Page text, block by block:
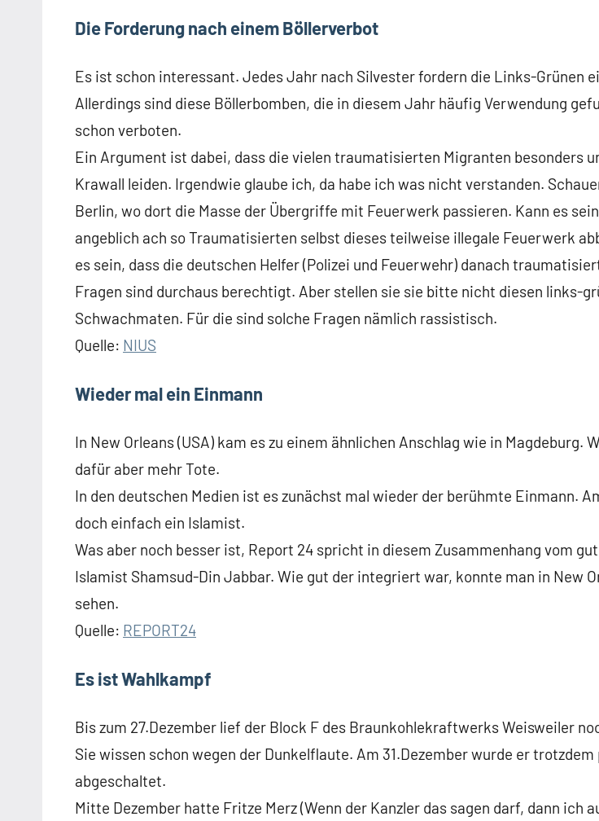
Die Forderung nach einem Böllerverbot
Es ist schon interessant. Jedes Jahr nach Silvester fordern die Links-Grünen
Allerdings sind diese Böllerbomben, die in diesem Jahr häufig Verwendung
schon verboten.
Ein Argument ist dabei, dass die vielen traumatisierten Migranten besonders
Krawall leiden. Irgendwie glaube ich, da habe ich was nicht verstanden.
Berlin, wo dort die Masse der Übergriffe mit Feuerwerk passieren. Kann es
angeblich ach so Traumatisierten selbst dieses teilweise illegale Feuerwerk
es sein, dass die deutschen Helfer (Polizei und Feuerwehr) danach
Fragen sind durchaus berechtigt. Aber stellen sie sie bitte nicht diesen links-
Schwachmaten. Für die sind solche Fragen nämlich rassistisch.
Quelle: NIUS
Wieder mal ein Einmann
In New Orleans (USA) kam es zu einem ähnlichen Anschlag wie in Magdeburg.
dafür aber mehr Tote.
In den deutschen Medien ist es zunächst mal wieder der berühmte Einmann.
doch einfach ein Islamist.
Was aber noch besser ist, Report 24 spricht in diesem Zusammenhang vom
Islamist Shamsud-Din Jabbar. Wie gut der integriert war, konnte man in New
sehen.
Quelle: REPORT24
Es ist Wahlkampf
Bis zum 27.Dezember lief der Block F des Braunkohlekraftwerks Weisweiler
Sie wissen schon wegen der Dunkelflaute. Am 31.Dezember wurde er
abgeschaltet.
Mitte Dezember hatte Fritze Merz (Wenn der Kanzler das sagen darf, dann ich